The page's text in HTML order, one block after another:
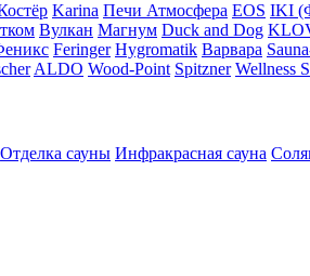
Karina Печи Атмосфера EOS IKI
Вулкан Магнум Duck and Dog
Feringer Hygromatik Варвара
ALDO Wood-Point Spitzner Wellness
Отделка сауны Инфракрасная сауна